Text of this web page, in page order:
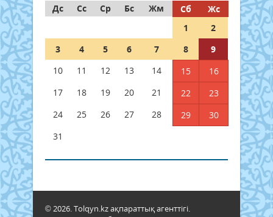
Дс
Сс Ср Бс Жм Сб
Жс
1
2
3
4 5 6 7 8
9
10
11 12 13 14 15
16
17
18 19 20 21 22
23
24
25 26 27 28 29
30
31
© 2026. Tolqyn.kz ақпараттық агенттігі.